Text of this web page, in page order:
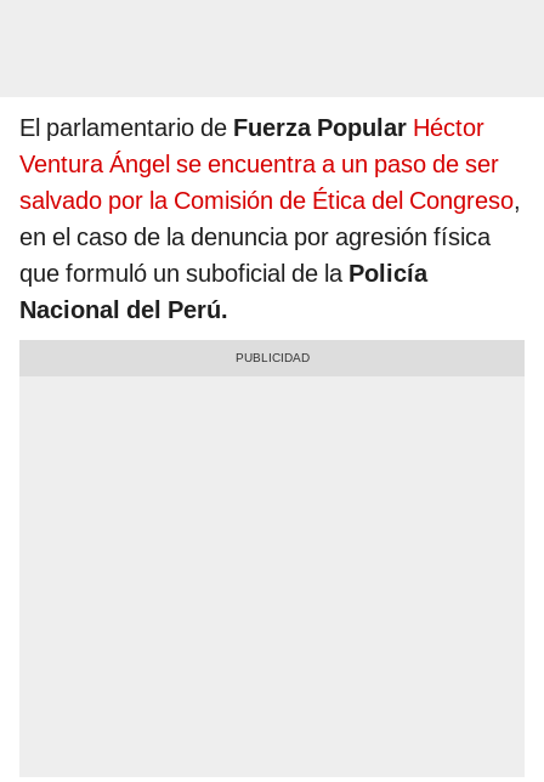
El parlamentario de Fuerza Popular Héctor
Ventura Ángel se encuentra a un paso de ser
salvado por la Comisión de Ética del Congreso,
en el caso de la denuncia por agresión física
que formuló un suboficial de la Policía
Nacional del Perú.